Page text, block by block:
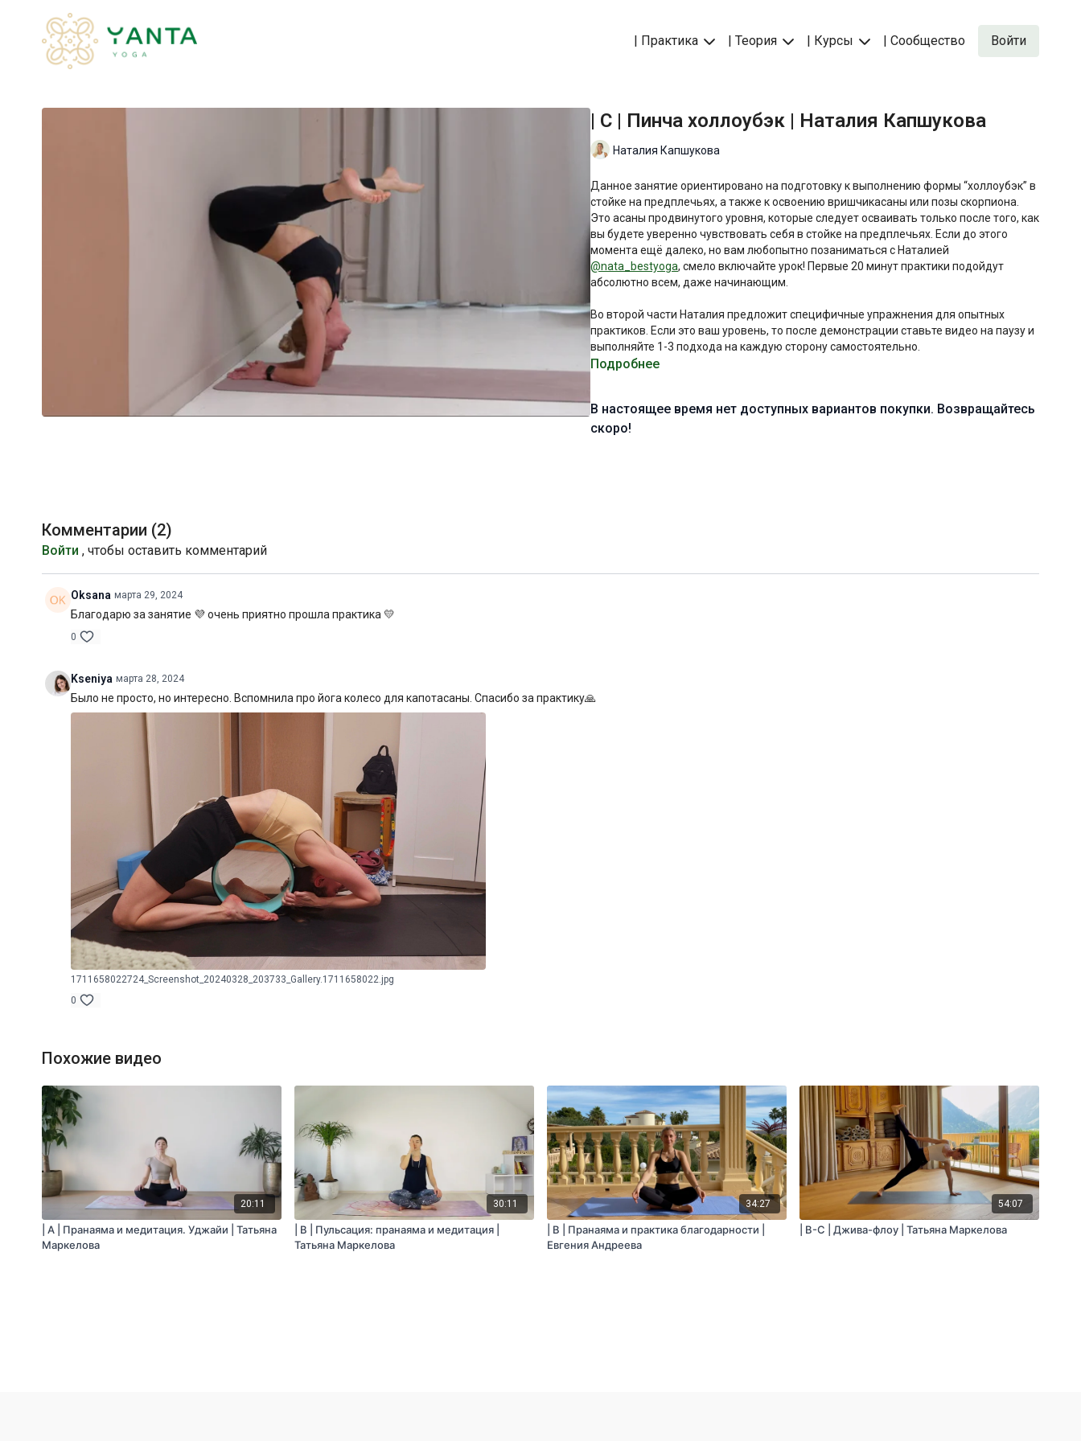
| Практика | Теория | Курсы | Сообщество Войти
| C | Пинча холлоубэк | Наталия Капшукова
Наталия Капшукова
Данное занятие ориентировано на подготовку к выполнению формы “холлоубэк” в
стойке на предплечьях, а также к освоению вришчикасаны или позы скорпиона.
Это асаны продвинутого уровня, которые следует осваивать только после того, как
вы будете уверенно чувствовать себя в стойке на предплечьях. Если до этого
момента ещё далеко, но вам любопытно позаниматься с Наталией
@‌nata_bestyoga, смело включайте урок! Первые 20 минут практики подойдут
абсолютно всем, даже начинающим.
Во второй части Наталия предложит специфичные упражнения для опытных
практиков. Если это ваш уровень, то после демонстрации ставьте видео на паузу и
выполняйте 1-3 подхода на каждую сторону самостоятельно.
Уровень подготовки:продвинутый (С)
Подробнее
В настоящее время нет доступных вариантов покупки. Возвращайтесь
скоро!
Комментарии (2)
Войти , чтобы оставить комментарий
Oksana марта 29, 2024
Благодарю за занятие 💜 очень приятно прошла практика 💛
0
Kseniya марта 28, 2024
Было не просто, но интересно. Вспомнила про йога колесо для капотасаны. Спасибо за практику🙏
1711658022724_Screenshot_20240328_203733_Gallery.1711658022.jpg
0
Похожие видео
20:11
| A | Пранаяма и медитация. Уджайи | Татьяна
Маркелова
30:11
| B | Пульсация: пранаяма и медитация |
Татьяна Маркелова
34:27
| B | Пранаяма и практика благодарности |
Евгения Андреева
54:07
| B-C | Джива-флоу | Татьяна Маркелова